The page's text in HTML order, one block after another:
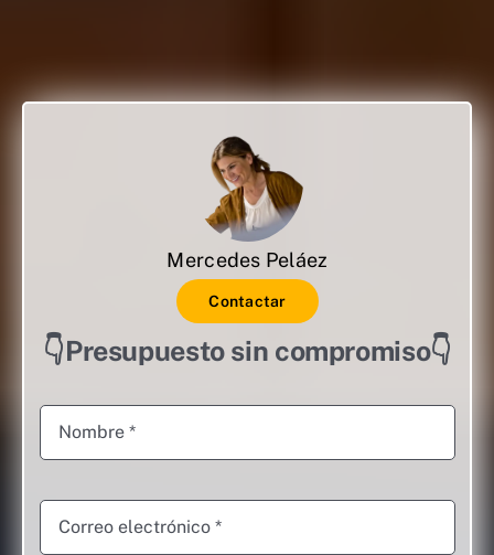
Mercedes Peláez
Contactar
👇Presupuesto sin compromiso👇